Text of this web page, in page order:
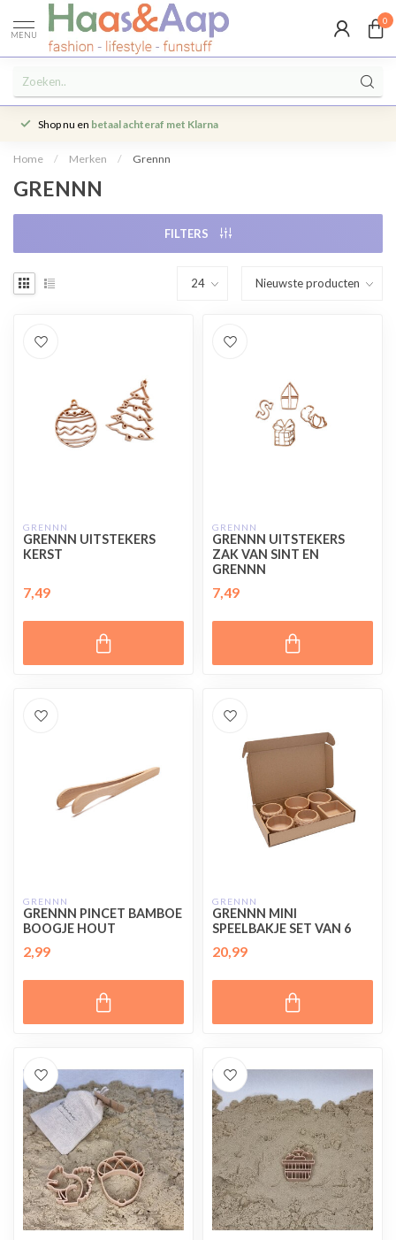
MENU
0
Shop nu en betaal achteraf met Klarna
Home / Merken / Grennn
GRENNN
FILTERS
GRENNN
GRENNN UITSTEKERS
KERST
7,49
GRENNN
GRENNN UITSTEKERS
ZAK VAN SINT EN
GRENNN
7,49
GRENNN
GRENNN PINCET BAMBOE
BOOGJE HOUT
2,99
GRENNN
GRENNN MINI
SPEELBAKJE SET VAN 6
20,99